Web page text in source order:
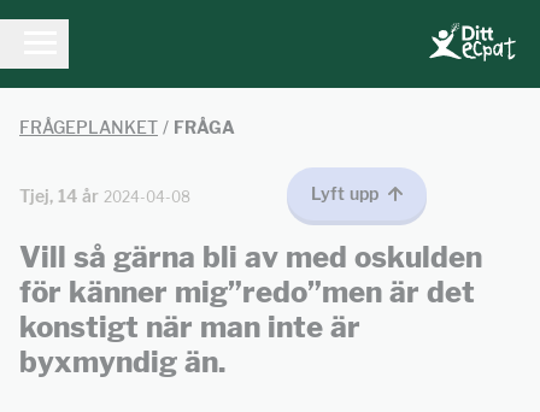
FRÅGEPLANKET / FRÅGA
Tjej, 14 år 2024-04-08 Lyft upp
Vill så gärna bli av med oskulden
för känner mig”redo”men är det
konstigt när man inte är
byxmyndig än.